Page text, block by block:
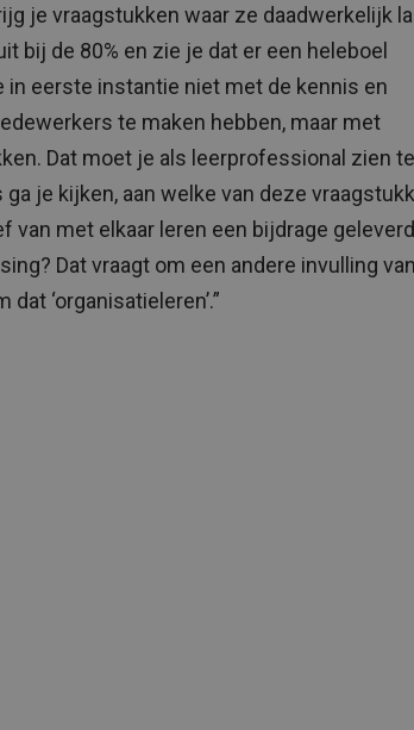
je vraagstukken waar ze daadwerkelijk
bij de 80% en zie je dat er een heleboel
in eerste instantie niet met de kennis en
te maken hebben, maar met
Dat moet je als leerprofessional zien te
je kijken, aan welke van deze
van met elkaar leren een bijdrage geleverd
Dat vraagt om een andere invulling
‘organisatieleren’.”